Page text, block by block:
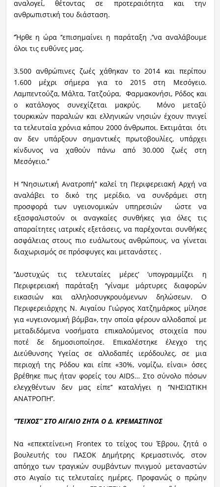
αναλογεί, θέτοντας σε προτεραιότητα και την
ανθρωπιστική του διάσταση.
‘’Ήρθε η ώρα ‘’επισημαίνει η παράταξη ,’’να αναλάβουμε
όλοι τις ευθύνες μας.
3.500 ανθρώπινες ζωές χάθηκαν το 2014 και περίπου
1.600 μέχρι σήμερα για το 2015 στη Μεσόγειο.
Λαμπεντούζα, Μάλτα, Τατζούρα, Φαρμακονήσι, Ρόδος και
ο κατάλογος συνεχίζεται μακρύς. Μόνο μεταξύ
τουρκικών παραλιών και ελληνικών νησιών έχουν πνιγεί
τα τελευταία χρόνια κάπου 2000 άνθρωποι. Εκτιμάται ότι
αν δεν υπάρξουν σημαντικές πρωτοβουλίες, υπάρχει
κίνδυνος να χαθούν πάνω από 30.000 ζωές στη
Μεσόγειο.’’
Η ‘’Νησιωτική Ανατροπή’’ καλεί τη Περιφερειακή Αρχή να
αναλάβει το δικό της μερίδιο, να συνδράμει στη
προσφορά των υγειονομικών υπηρεσιών ώστε να
εξασφαλιστούν οι αναγκαίες συνθήκες για όλες τις
απαραίτητες ιατρικές εξετάσεις, να παρέχονται συνθήκες
ασφάλειας στους πιο ευάλωτους ανθρώπους, να γίνεται
διαχωρισμός σε πρόσφυγες και μετανάστες .
’’Δυστυχώς τις τελευταίες μέρες’ ’υπογραμμίζει η
Περιφερειακή παράταξη ‘’γίναμε μάρτυρες διαφορών
εικασιών και αλληλοσυγκρουόμενων δηλώσεων. Ο
Περιφερειάρχης Ν. Αιγαίου Γιώργος Χατζημάρκος μίλησε
για «υγειονομική βόμβα», την οποία φέρουν αλλοδαποί με
μεταδιδόμενα νοσήματα επικαλούμενος στοιχεία που
ποτέ δε δημοσιοποίησε. Επικαλέστηκε έλεγχο της
Διεύθυνσης Υγείας σε αλλοδαπές ιερόδουλες, σε μια
περιοχή της Ρόδου και είπε «30%, νομίζω, είναι» όσες
βρέθηκε πως ήταν φορείς του AIDS… Στο σύνολο πόσων
ελεγχθέντων δεν μας είπε’’ καταλήγει η ‘’ΝΗΣΙΩΤΙΚΗ
ΑΝΑΤΡΟΠΗ’’.
‘’ΤΕΙΧΟΣ’’ ΣΤΟ ΑΙΓΑΙΟ ΖΗΤΑ Ο Δ. ΚΡΕΜΑΣΤΙΝΟΣ
Να «επεκτείνει»η Frontex το τείχος του Έβρου, ζητά ο
βουλευτής του ΠΑΣΟΚ Δημήτρης Κρεμαστινός, στον
απόηχο των τραγικών συμβάντων πνιγμού μεταναστών
στο Αιγαίο τις τελευταίες ημέρες. Προφανώς ο πρώην